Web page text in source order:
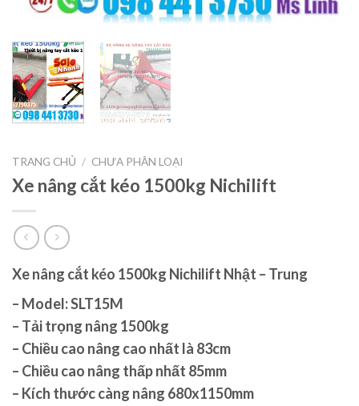
TRANG CHỦ / CHƯA PHÂN LOẠI
Xe nâng cắt kéo 1500kg Nichilift
Xe nâng cắt kéo 1500kg Nichilift Nhật – Trung
– Model: SLT15M
– Tải trọng nâng 1500kg
– Chiều cao nâng cao nhất là 83cm
– Chiều cao nâng thấp nhất 85mm
– Kích thước càng nâng 680x1150mm